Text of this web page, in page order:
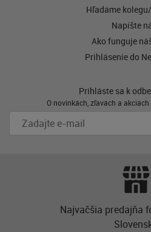
Hľadáme
Napíšte
Ako funguje
Prihlásenie do
Prihláste sa k
O novinkách, zľavách a
Najvačšia predajňa